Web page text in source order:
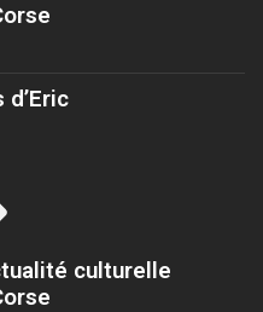
culturelle